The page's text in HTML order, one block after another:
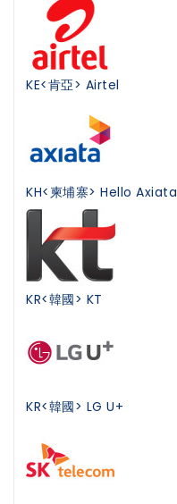
KE<肯亞> Airtel
KH<柬埔寨> Hello Axiata
KR<韓國> KT
KR<韓國> LG U+